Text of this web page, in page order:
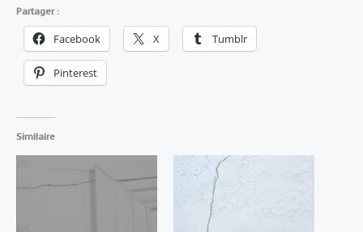
Partager :
Facebook X Tumblr
Pinterest
Similaire